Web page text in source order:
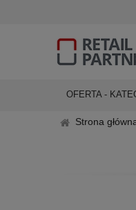
OFERTA -
Strona